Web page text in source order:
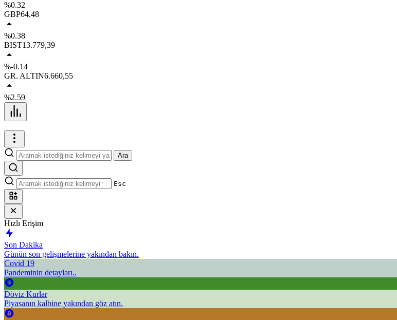
%0.32
GBP64,48
%0.38
BIST13.779,39
%-0.14
GR. ALTIN6.660,55
%2.59
Ara
Esc
Hızlı Erişim
Son Dakika
Günün son gelişmelerine yakından bakın.
Covid 19
Pandeminin detayları..
Döviz Kurlar
Piyasanın kalbine yakından göz atın.